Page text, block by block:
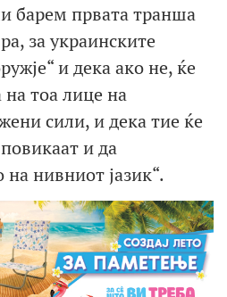
барем првата транша
за украинските
и дека ако не, ќе
на тоа лице на
сили, и дека тие ќе
и да
на нивниот јазик“.